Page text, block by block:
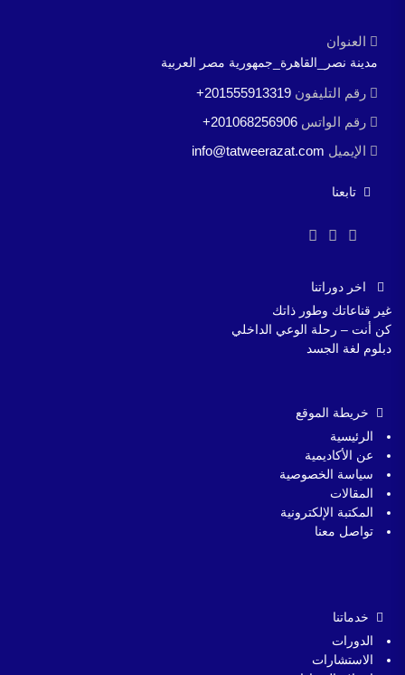
العنوان
مدينة نصر_القاهرة_جمهورية مصر العربية
رقم التليفون +201555913319
رقم الواتس +201068256906
الإيميل info@tatweerazat.com
تابعنا
اخر دوراتنا
غير قناعاتك وطور ذاتك
كن أنت – رحلة الوعي الداخلي
دبلوم لغة الجسد
خريطة الموقع
الرئيسية
عن الأكاديمية
سياسة الخصوصية
المقالات
المكتبة الإلكترونية
تواصل معنا
خدماتنا
الدورات
الاستشارات